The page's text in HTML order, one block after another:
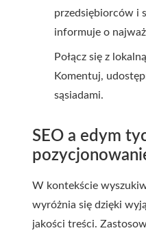
przedsiębiorców i
informuje o
Połącz się z
Komentuj,
sąsiadami.
SEO a edym
W kontekście
wyróżnia się dzięki
jakości treści.